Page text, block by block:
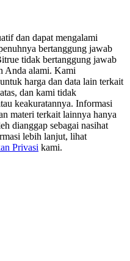
USDT
USDT Bonus
dan dapat mengalami
bertanggung jawab
tidak bertanggung jawab
Anda alami. Kami
harga dan data lain terkait
dan kami tidak
keakuratannya. Informasi
materi terkait lainnya hanya
dianggap sebagai nasihat
lebih lanjut, lihat
Privasi kami.